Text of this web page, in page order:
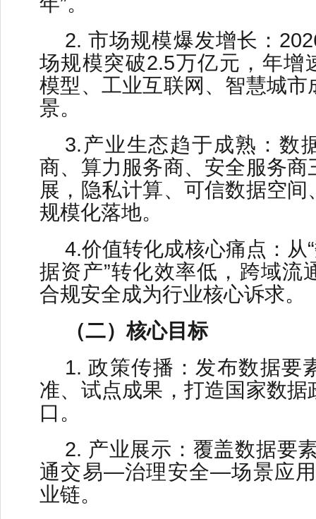
2. 市场规模爆发增长：
场规模突破2.5万亿元，年增
模型、工业互联网、智慧城市
景。
3.产业生态趋于成熟：数
商、算力服务商、安全服务商
展，隐私计算、可信数据空间
规模化落地。
4.价值转化成核心痛点：从
据资产”转化效率低，跨域流
合规安全成为行业核心诉求。
（二）核心目标
1. 政策传播：发布数据要
准、试点成果，打造国家数据
口。
2. 产业展示：覆盖数据要
通交易—治理安全—场景应
业链。